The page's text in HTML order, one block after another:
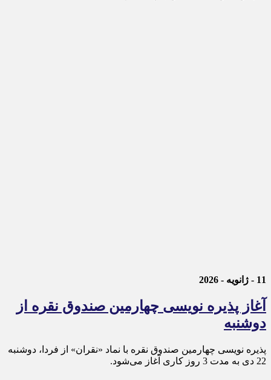
11 - ژانویه - 2026
آغاز پذیره نویسی چهارمین صندوق نقره از
دوشنبه
پذیره‌ نویسی چهارمین صندوق نقره با نماد «نقران» از فردا، دوشنبه
22 دی به مدت 3 روز کاری آغاز می‌شود.